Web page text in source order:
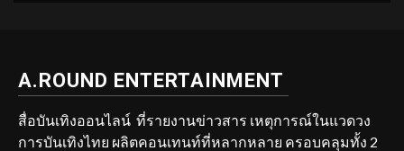
A.ROUND ENTERTAINMENT
สื่อบันเทิงออนไลน์ ที่รายงานข่าวสาร เหตุการณ์ในแวดวง
การบันเทิงไทย ผลิตคอนเทนท์ที่หลากหลาย ครอบคลุมทั้ง 2